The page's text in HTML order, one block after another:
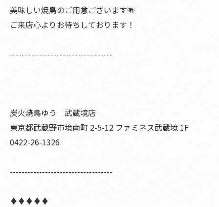
美味しい焼鳥のご用意ございます🍻
ご来店心よりお待ちしております！
-----------------------------------
炭火焼鳥ゆう 武蔵境店
東京都武蔵野市境南町 2-5-12 ファミネス武蔵境 1F
0422-26-1326
-----------------------------------
♦︎♦︎♦︎♦︎♦︎